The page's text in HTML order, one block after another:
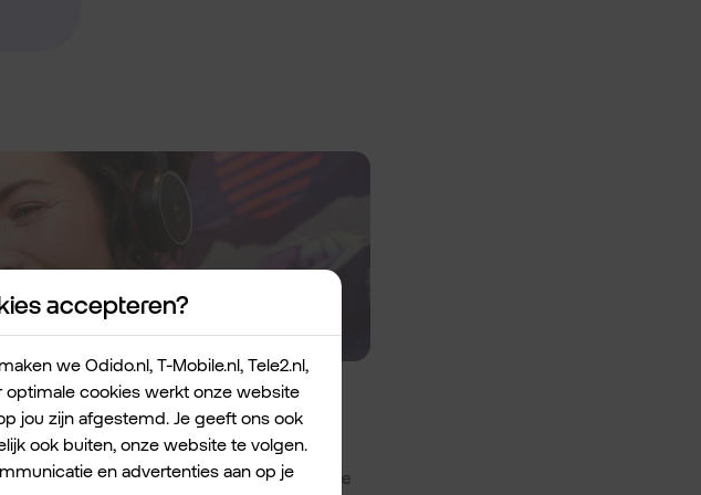
een probleem voor je klant is dat wél. Begin
schiet je huidige aanbod tekort? En hoe
accepteren?
we Odido.nl, T-Mobile.nl, Tele2.nl,
optimale cookies werkt onze website
jou zijn afgestemd. Je geeft ons ook
ook buiten, onze website te volgen.
en advertenties aan op je